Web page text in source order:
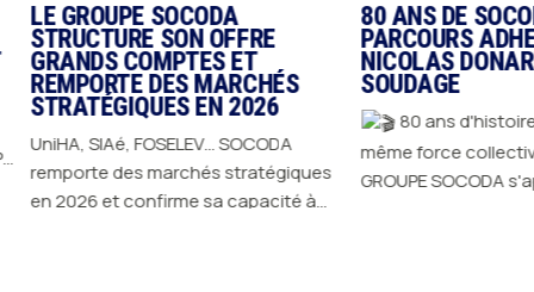
LE GROUPE SOCODA
STRUCTURE SON OFFRE
GRANDS COMPTES ET
REMPORTE DES MARCHÉS
STRATÉGIQUES EN 2026
UniHA, SIAé, FOSELEV… SOCODA
remporte des marchés stratégiques
en 2026 et confirme sa capacité à
80 ANS DE
PARCOURS
NICOLAS
SOUDAGE
80 ans
même force collective. Depuis
GROUPE SOCODA